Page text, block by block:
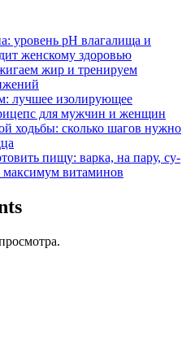
уровень pH влагалища и
женскому здоровью
жир и тренируем
лучшее изолирующее
для мужчин и женщин
ходьбы: сколько шагов нужно
пищу: варка, на пару, су-
витаминов